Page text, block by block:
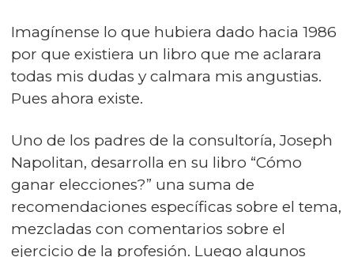
Imagínense lo que hubiera dado hacia 1986
por que existiera un libro que me aclarara
todas mis dudas y calmara mis angustias.
Pues ahora existe.
Uno de los padres de la consultoría, Joseph
Napolitan, desarrolla en su libro “Cómo
ganar elecciones?” una suma de
recomendaciones específicas sobre el tema,
mezcladas con comentarios sobre el
ejercicio de la profesión. Luego algunos